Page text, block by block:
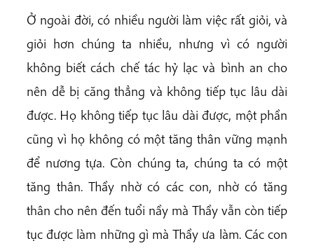
Ở ngoài đời, có nhiều người làm việc rất giỏi, và
giỏi hơn chúng ta nhiều, nhưng vì có người
không biết cách chế tác hỷ lạc và bình an cho
nên dễ bị căng thẳng và không tiếp tục lâu dài
được. Họ không tiếp tục lâu dài được, một phần
cũng vì họ không có một tăng thân vững mạnh
để nương tựa. Còn chúng ta, chúng ta có một
tăng thân. Thầy nhờ có các con, nhờ có tăng
thân cho nên đến tuổi nầy mà Thầy vẫn còn tiếp
tục được làm những gì mà Thầy ưa làm. Các con